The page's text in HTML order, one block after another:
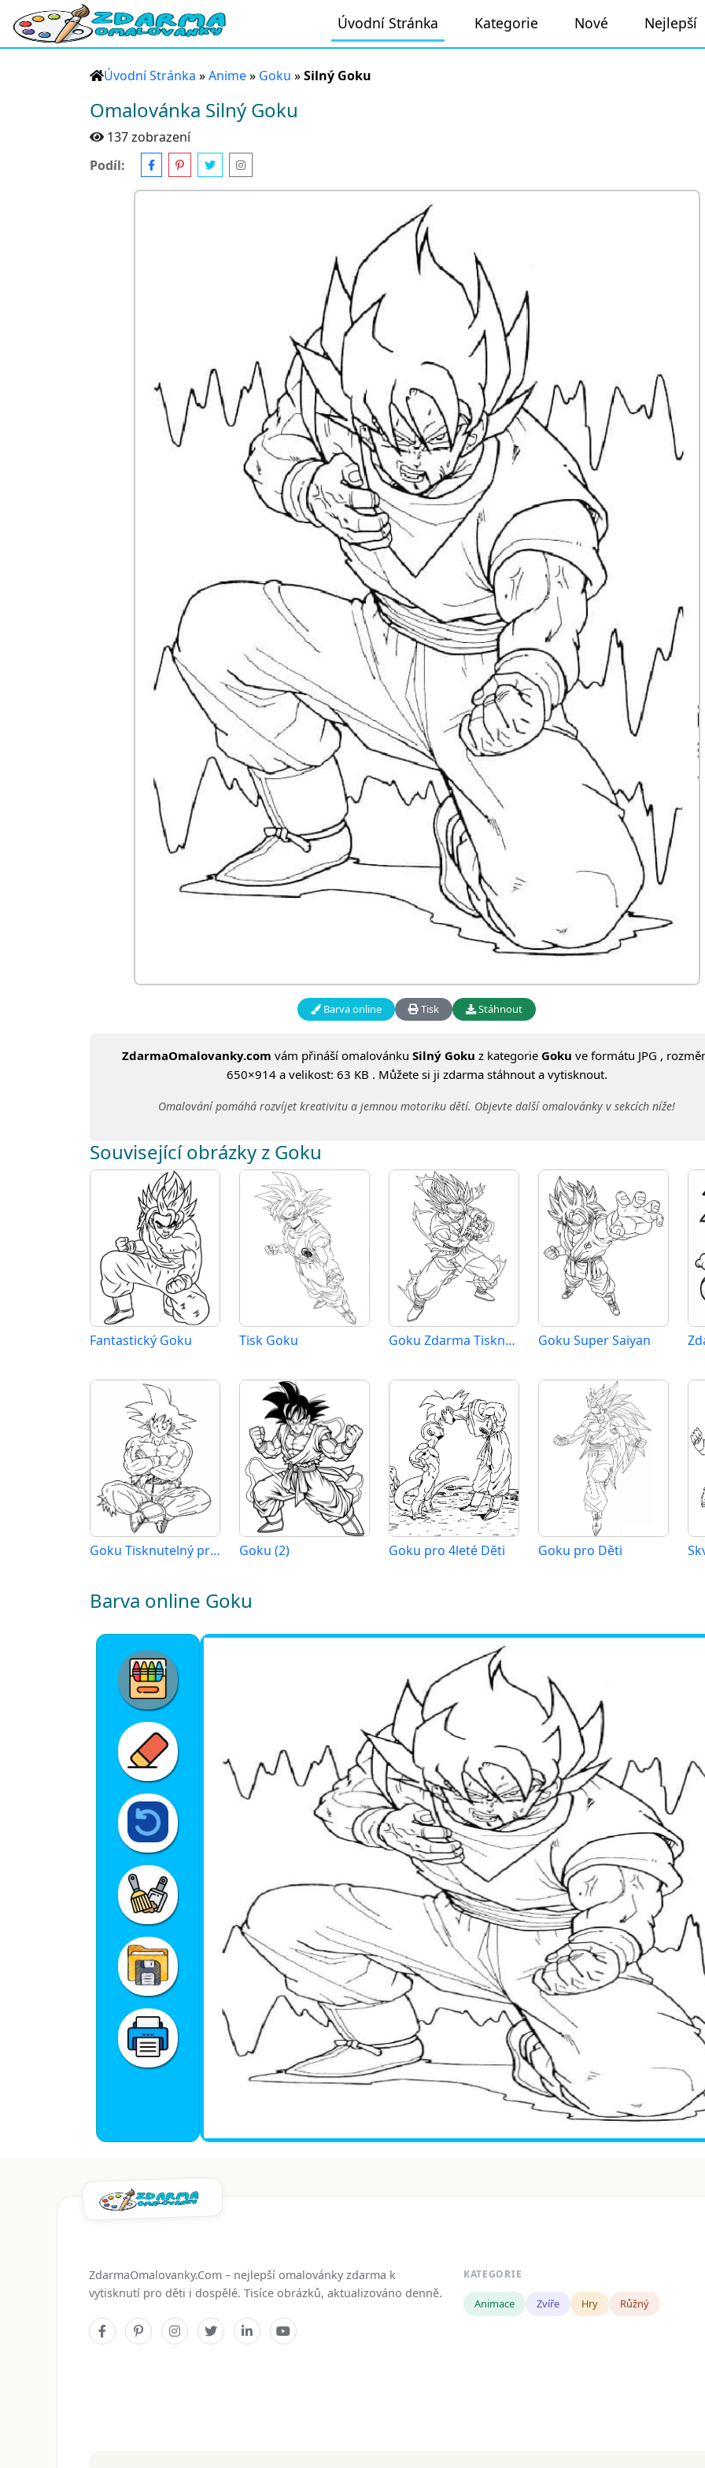
Úvodní Stránka Kategorie Nové Nejlepší
Úvodní Stránka »Anime» Goku »Silný Goku
Omalovánka Silný Goku
137 zobrazení
Podíl:
Barva online Tisk Stáhnout
ZdarmaOmalovanky.com vám přináší omalovánku Silný Goku z kategorie Goku ve formátu JPG ,
650×914 a velikost: 63 KB . Můžete si ji zdarma stáhnout a vytisknout.
Omalování pomáhá rozvíjet kreativitu a jemnou motoriku dětí. Objevte další omalovánky v sekcích níže!
Související obrázky z Goku
Fantastický Goku Tisk Goku Goku Zdarma Tisknutelný Goku Super Saiyan
Goku Tisknutelný pro Děti Goku (2) Goku pro 4leté Děti Goku pro Děti
Barva online Goku
ZdarmaOmalovanky.Com – nejlepší omalovánky zdarma k
vytisknutí pro děti i dospělé. Tisíce obrázků, aktualizováno denně.
KATEGORIE
Animace Zvíře Hry Růžný